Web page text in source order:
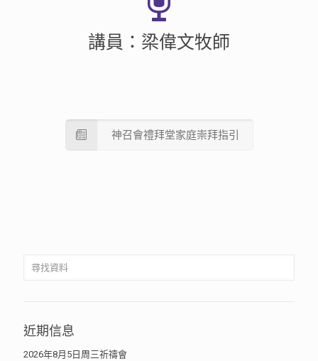
講員：梁偉文牧師
神召會禮拜堂家庭崇拜指引
近期信息
2026年8月5日周三祈禱會